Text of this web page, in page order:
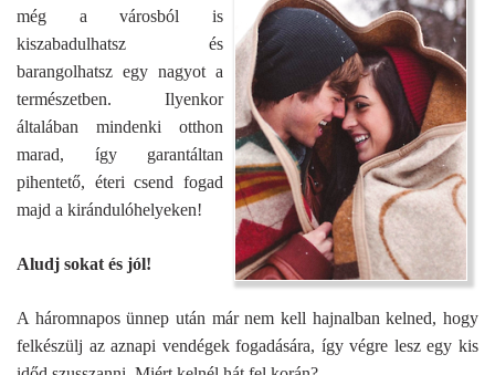
még a városból is
kiszabadulhatsz és
barangolhatsz egy nagyot a
természetben. Ilyenkor
általában mindenki otthon
marad, így garantáltan
pihentető, éteri csend fogad
majd a kirándulóhelyeken!
Aludj sokat és jól!
A háromnapos ünnep után már nem kell hajnalban kelned, hogy
felkészülj az aznapi vendégek fogadására, így végre lesz egy kis